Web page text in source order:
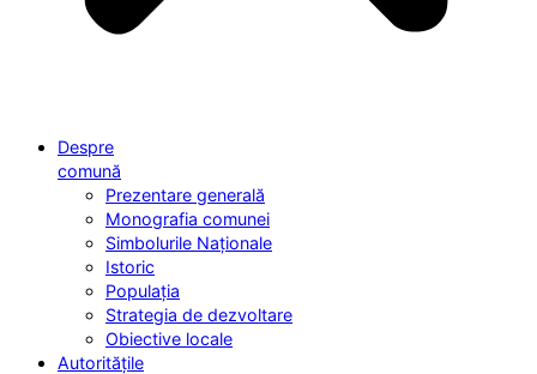
Despre
comună
Prezentare generală
Monografia comunei
Simbolurile Naționale
Istoric
Populația
Strategia de dezvoltare
Obiective locale
Autoritățile